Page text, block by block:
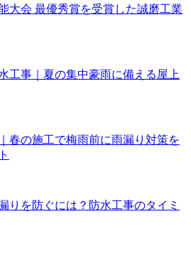
大会 最優秀賞を受賞した誠磨工業
工事｜夏の集中豪雨に備える屋上
春の施工で梅雨前に雨漏り対策を
りを防ぐには？防水工事のタイミ